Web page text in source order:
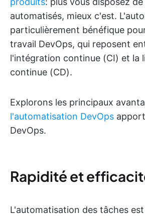
automatisés, mieux c'est.
particulièrement bénéfique
travail DevOps, qui reposent
l'intégration continue (CI) et la
continue (CD).
Explorons les principaux
l'automatisation DevOps
DevOps.
Rapidité et
L'automatisation des tâches